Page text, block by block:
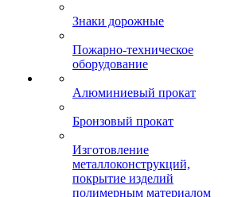
Знаки дорожные
Пожарно-техническое
оборудование
Алюминиевый прокат
Бронзовый прокат
Изготовление
металлоконструкций,
покрытие изделий
полимерным материалом